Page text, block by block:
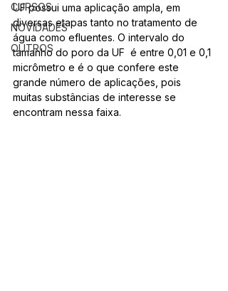
CURSOS
NOVIDADES
OUTROS
UF possui uma aplicação ampla, em
diversas etapas tanto no tratamento de
água como efluentes. O intervalo do
tamanho do poro da UF  é entre 0,01 e 0,1
micrômetro e é o que confere este
grande número de aplicações, pois
muitas substâncias de interesse se
encontram nessa faixa.